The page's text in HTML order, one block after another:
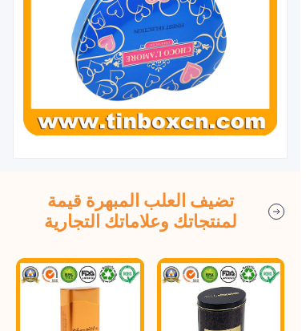
تضيف العلب المبهرة قيمة
لمنتجاتك وعلاماتك التجارية